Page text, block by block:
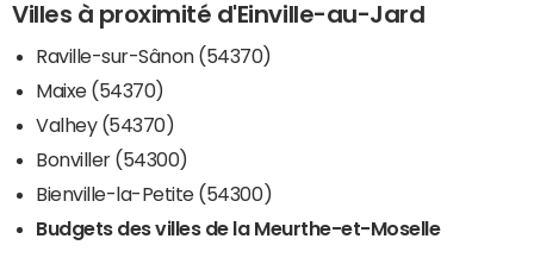
Villes à proximité d'Einville-au-Jard
Raville-sur-Sânon (54370)
Maixe (54370)
Valhey (54370)
Bonviller (54300)
Bienville-la-Petite (54300)
Budgets des villes de la Meurthe-et-Moselle